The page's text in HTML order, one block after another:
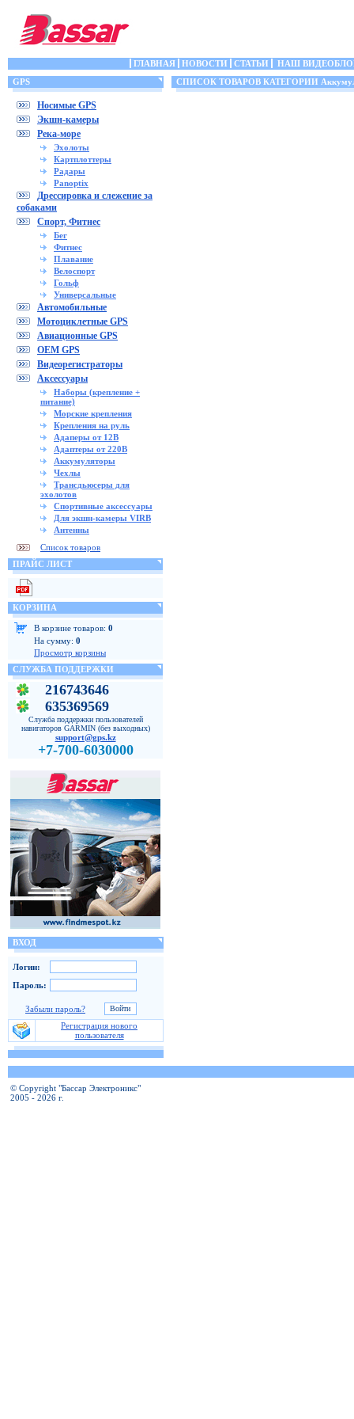
ГЛАВНАЯ НОВОСТИ СТАТЬИ
НАШ
GPS
Носимые GPS
Экшн-камеры
Река-море
Эхолоты
Картплоттеры
Радары
Panoptix
Дрессировка и слежение за
собаками
Спорт, Фитнес
Бег
Фитнес
Плавание
Велоспорт
Гольф
Универсальные
Автомобильные
Мотоциклетные GPS
Авиационные GPS
OEM GPS
Видеорегистраторы
Аксессуары
Наборы (крепление +
питание)
Морские крепления
Крепления на руль
Адаперы от 12В
Адаптеры от 220В
Аккумуляторы
Чехлы
Трансдьюсеры для
эхолотов
Спортивные аксессуары
Для экшн-камеры VIRB
Антенны
Список товаров
ПРАЙС ЛИСТ
КОРЗИНА
В корзине товаров: 0
На сумму: 0
Просмотр корзины
СЛУЖБА ПОДДЕРЖКИ
216743646
635369569
Служба поддержки пользователей
навигаторов GARMIN (без выходных)
support@gps.kz
+7-700-6030000
ВХОД
Логин:
Пароль:
Забыли пароль?
Регистрация нового
пользователя
СПИСОК ТОВАРОВ КАТЕГОРИИ
© Copyright "Бассар Электроникс"
2005 - 2026 г.